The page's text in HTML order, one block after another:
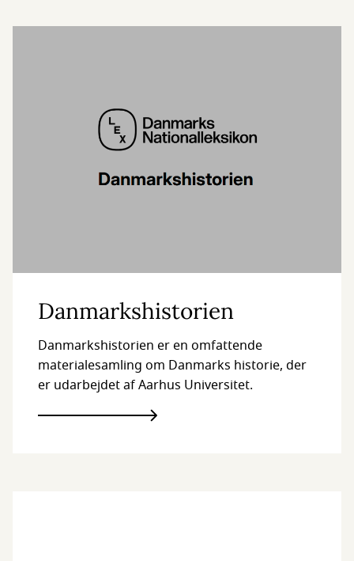
Danmarkshistorien
Danmarkshistorien er en omfattende
materialesamling om Danmarks historie, der
er udarbejdet af Aarhus Universitet.